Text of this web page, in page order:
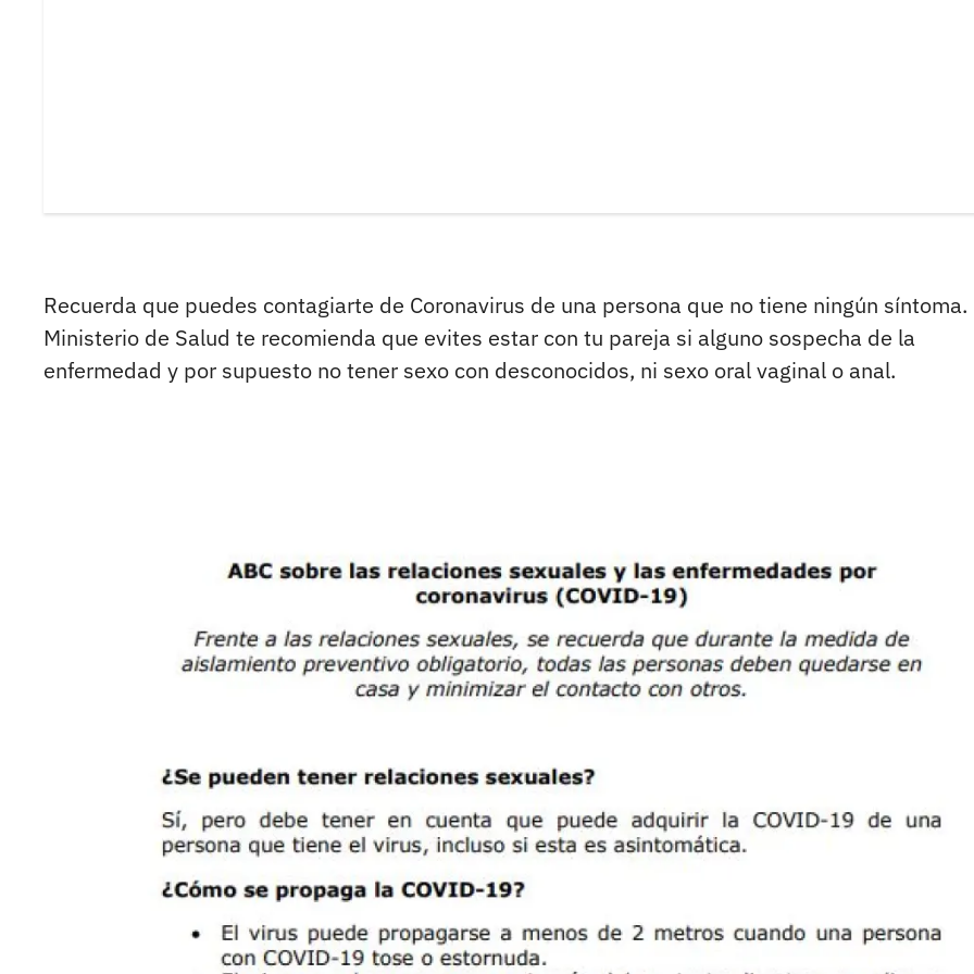
Recuerda que puedes contagiarte de Coronavirus de una persona que no tiene ningún síntoma.
Ministerio de Salud te recomienda que evites estar con tu pareja si alguno sospecha de la
enfermedad y por supuesto no tener sexo con desconocidos, ni sexo oral vaginal o anal.